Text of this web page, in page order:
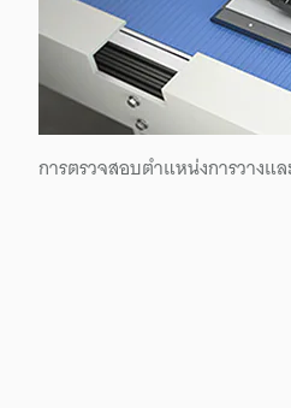
การตรวจสอบตำแหน่งการวางแ